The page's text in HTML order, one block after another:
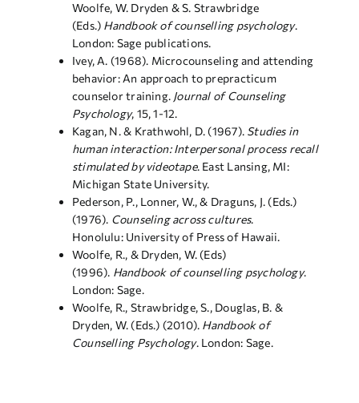
Woolfe, W. Dryden & S. Strawbridge
(Eds.) Handbook of counselling psychology.
London: Sage publications.
Ivey, A. (1968). Microcounseling and attending
behavior: An approach to prepracticum
counselor training. Journal of Counseling
Psychology, 15, 1-12.
Kagan, N. & Krathwohl, D. (1967). Studies in
human interaction: Interpersonal process recall
stimulated by videotape. East Lansing, MI:
Michigan State University.
Pederson, P., Lonner, W., & Draguns, J. (Eds.)
(1976). Counseling across cultures.
Honolulu: University of Press of Hawaii.
Woolfe, R., & Dryden, W. (Eds)
(1996). Handbook of counselling psychology.
London: Sage.
Woolfe, R., Strawbridge, S., Douglas, B. &
Dryden, W. (Eds.) (2010). Handbook of
Counselling Psychology. London: Sage.